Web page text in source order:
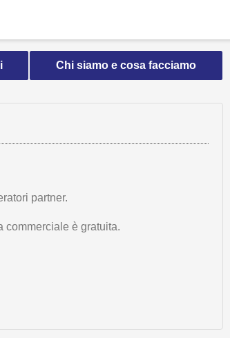
Chi siamo e cosa facciamo
partner.
commerciale è gratuita.